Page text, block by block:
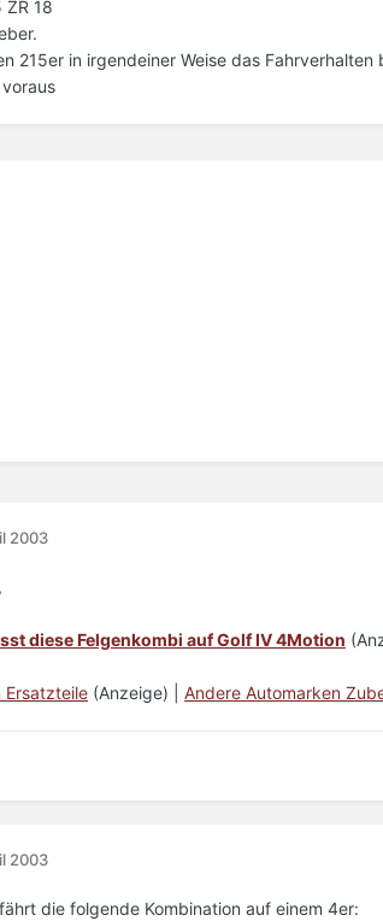
18
215er in irgendeiner Weise das Fahrverhalten
2003
diese Felgenkombi auf Golf IV 4Motion
Ersatzteile (Anzeige) | Andere Automarken
2003
die folgende Kombination auf einem 4er: